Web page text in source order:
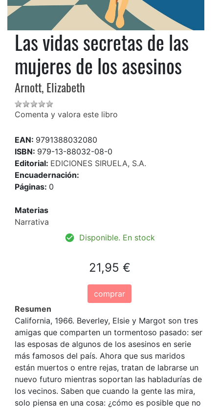
Las vidas secretas de las
mujeres de los asesinos
Arnott, Elizabeth
Comenta y valora este libro
EAN: 9791388032080
ISBN: 979-13-88032-08-0
Editorial: EDICIONES SIRUELA, S.A.
Encuadernación:
Páginas: 0
Materias
Narrativa
Disponible. En stock
21,95 €
comprar
Resumen
California, 1966. Beverley, Elsie y Margot son tres
amigas que comparten un tormentoso pasado: ser
las esposas de algunos de los asesinos en serie
más famosos del país. Ahora que sus maridos
están muertos o entre rejas, tratan de labrarse un
nuevo futuro mientras soportan las habladurías de
los vecinos. Saben que cuando la gente las mira,
solo piensa en una cosa: ¿cómo es posible que no